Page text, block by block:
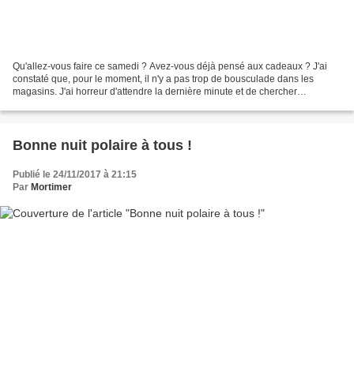
Qu'allez-vous faire ce samedi ? Avez-vous déjà pensé aux cadeaux ? J'ai
constaté que, pour le moment, il n'y a pas trop de bousculade dans les
magasins. J'ai horreur d'attendre la dernière minute et de chercher
Bonne nuit polaire à tous !
Publié le 24/11/2017 à 21:15
Par Mortimer